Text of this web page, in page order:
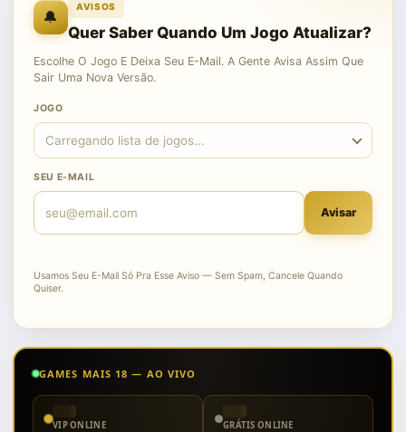
🔔
AVISOS
Quer Saber Quando Um Jogo Atualizar?
Escolhe O Jogo E Deixa Seu E-Mail. A Gente Avisa Assim Que
Sair Uma Nova Versão.
JOGO
SEU E-MAIL
Avisar
Usamos Seu E-Mail Só Pra Esse Aviso — Sem Spam, Cancele Quando
Quiser.
GAMES MAIS 18 — AO VIVO
VIP ONLINE GRÁTIS ONLINE